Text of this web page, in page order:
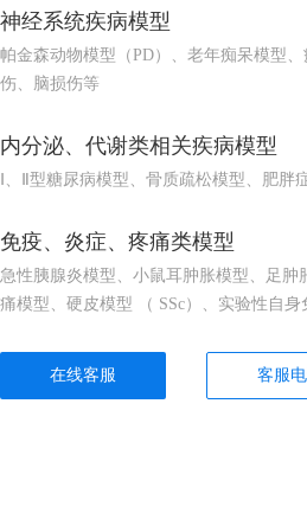
神经系统疾病模型
帕金森动物模型（PD）、老年痴呆模型
伤、脑损伤等
内分泌、代谢类相关疾病模型
Ⅰ、Ⅱ型糖尿病模型、骨质疏松模型、肥
免疫、炎症、疼痛类模型
急性胰腺炎模型、小鼠耳肿胀模型、足
痛模型、硬皮模型 （ SSc）、实验性自
在线客服 客服